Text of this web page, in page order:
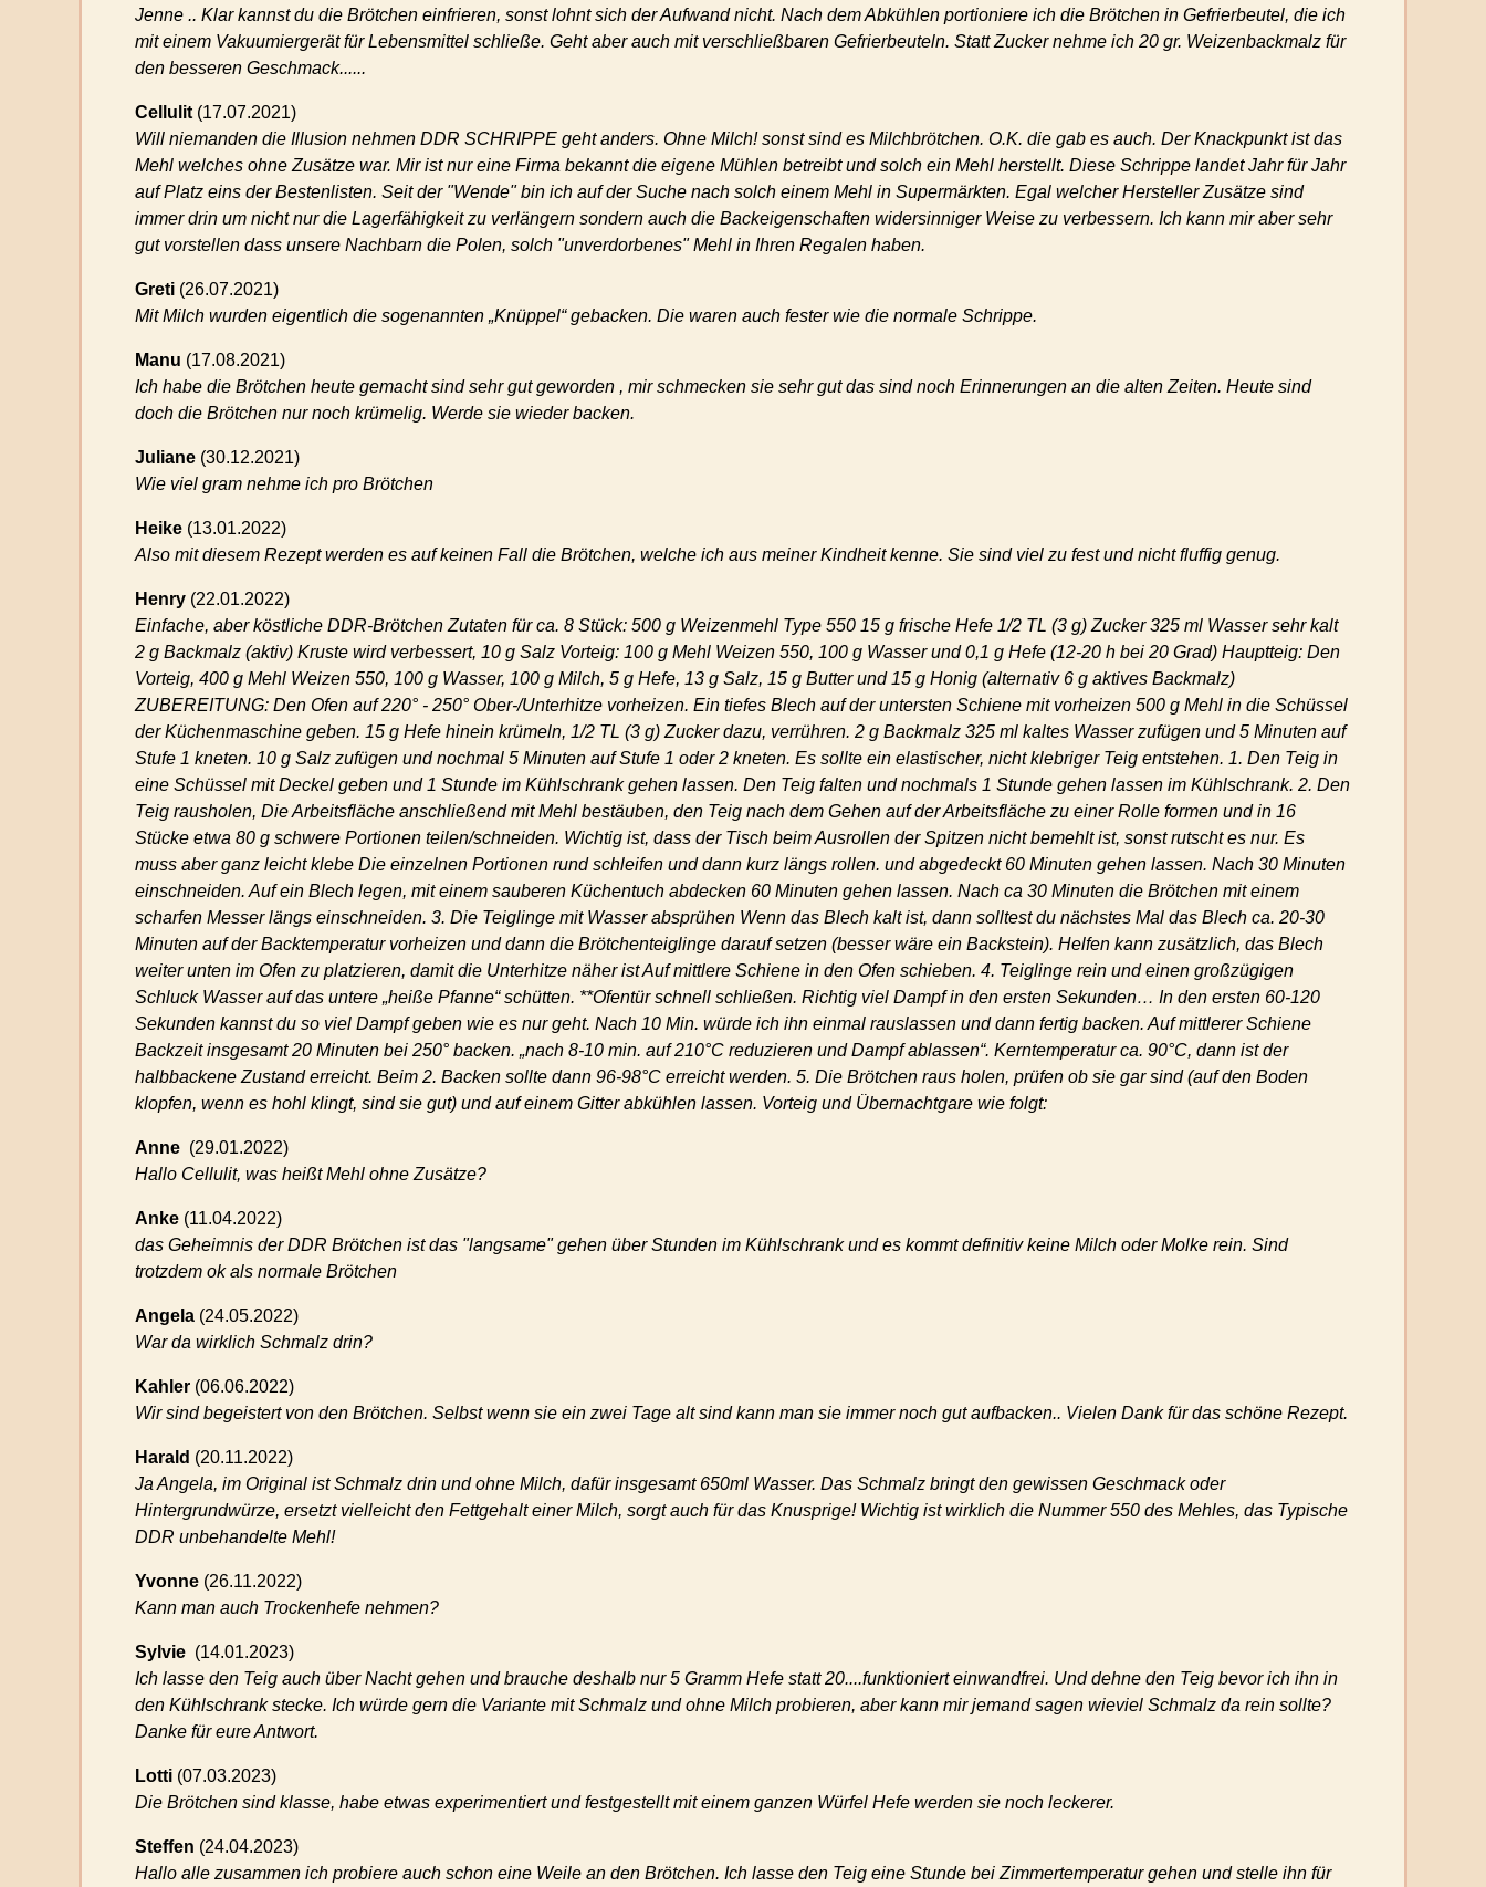
Jenne .. Klar kannst du die Brötchen einfrieren, sonst lohnt sich der Aufwand nicht. Nach dem Abkühlen portioniere ich die Brötchen in Gefrierbeutel, die ich
mit einem Vakuumiergerät für Lebensmittel schließe. Geht aber auch mit verschließbaren Gefrierbeuteln. Statt Zucker nehme ich 20 gr. Weizenbackmalz für
den besseren Geschmack......
Cellulit (17.07.2021)
Will niemanden die Illusion nehmen DDR SCHRIPPE geht anders. Ohne Milch! sonst sind es Milchbrötchen. O.K. die gab es auch. Der Knackpunkt ist das
Mehl welches ohne Zusätze war. Mir ist nur eine Firma bekannt die eigene Mühlen betreibt und solch ein Mehl herstellt. Diese Schrippe landet Jahr für Jahr
auf Platz eins der Bestenlisten. Seit der "Wende" bin ich auf der Suche nach solch einem Mehl in Supermärkten. Egal welcher Hersteller Zusätze sind
immer drin um nicht nur die Lagerfähigkeit zu verlängern sondern auch die Backeigenschaften widersinniger Weise zu verbessern. Ich kann mir aber sehr
gut vorstellen dass unsere Nachbarn die Polen, solch "unverdorbenes" Mehl in Ihren Regalen haben.
Greti (26.07.2021)
Mit Milch wurden eigentlich die sogenannten „Knüppel“ gebacken. Die waren auch fester wie die normale Schrippe.
Manu (17.08.2021)
Ich habe die Brötchen heute gemacht sind sehr gut geworden , mir schmecken sie sehr gut das sind noch Erinnerungen an die alten Zeiten. Heute sind
doch die Brötchen nur noch krümelig. Werde sie wieder backen.
Juliane (30.12.2021)
Wie viel gram nehme ich pro Brötchen
Heike (13.01.2022)
Also mit diesem Rezept werden es auf keinen Fall die Brötchen, welche ich aus meiner Kindheit kenne. Sie sind viel zu fest und nicht fluffig genug.
Henry (22.01.2022)
Einfache, aber köstliche DDR-Brötchen Zutaten für ca. 8 Stück: 500 g Weizenmehl Type 550 15 g frische Hefe 1/2 TL (3 g) Zucker 325 ml Wasser sehr kalt
2 g Backmalz (aktiv) Kruste wird verbessert, 10 g Salz Vorteig: 100 g Mehl Weizen 550, 100 g Wasser und 0,1 g Hefe (12-20 h bei 20 Grad) Hauptteig: Den
Vorteig, 400 g Mehl Weizen 550, 100 g Wasser, 100 g Milch, 5 g Hefe, 13 g Salz, 15 g Butter und 15 g Honig (alternativ 6 g aktives Backmalz)
ZUBEREITUNG: Den Ofen auf 220° - 250° Ober-/Unterhitze vorheizen. Ein tiefes Blech auf der untersten Schiene mit vorheizen 500 g Mehl in die Schüssel
der Küchenmaschine geben. 15 g Hefe hinein krümeln, 1/2 TL (3 g) Zucker dazu, verrühren. 2 g Backmalz 325 ml kaltes Wasser zufügen und 5 Minuten auf
Stufe 1 kneten. 10 g Salz zufügen und nochmal 5 Minuten auf Stufe 1 oder 2 kneten. Es sollte ein elastischer, nicht klebriger Teig entstehen. 1. Den Teig in
eine Schüssel mit Deckel geben und 1 Stunde im Kühlschrank gehen lassen. Den Teig falten und nochmals 1 Stunde gehen lassen im Kühlschrank. 2. Den
Teig rausholen, Die Arbeitsfläche anschließend mit Mehl bestäuben, den Teig nach dem Gehen auf der Arbeitsfläche zu einer Rolle formen und in 16
Stücke etwa 80 g schwere Portionen teilen/schneiden. Wichtig ist, dass der Tisch beim Ausrollen der Spitzen nicht bemehlt ist, sonst rutscht es nur. Es
muss aber ganz leicht klebe Die einzelnen Portionen rund schleifen und dann kurz längs rollen. und abgedeckt 60 Minuten gehen lassen. Nach 30 Minuten
einschneiden. Auf ein Blech legen, mit einem sauberen Küchentuch abdecken 60 Minuten gehen lassen. Nach ca 30 Minuten die Brötchen mit einem
scharfen Messer längs einschneiden. 3. Die Teiglinge mit Wasser absprühen Wenn das Blech kalt ist, dann solltest du nächstes Mal das Blech ca. 20-30
Minuten auf der Backtemperatur vorheizen und dann die Brötchenteiglinge darauf setzen (besser wäre ein Backstein). Helfen kann zusätzlich, das Blech
weiter unten im Ofen zu platzieren, damit die Unterhitze näher ist Auf mittlere Schiene in den Ofen schieben. 4. Teiglinge rein und einen großzügigen
Schluck Wasser auf das untere „heiße Pfanne“ schütten. **Ofentür schnell schließen. Richtig viel Dampf in den ersten Sekunden… In den ersten 60-120
Sekunden kannst du so viel Dampf geben wie es nur geht. Nach 10 Min. würde ich ihn einmal rauslassen und dann fertig backen. Auf mittlerer Schiene
Backzeit insgesamt 20 Minuten bei 250° backen. „nach 8-10 min. auf 210°C reduzieren und Dampf ablassen“. Kerntemperatur ca. 90°C, dann ist der
halbbackene Zustand erreicht. Beim 2. Backen sollte dann 96-98°C erreicht werden. 5. Die Brötchen raus holen, prüfen ob sie gar sind (auf den Boden
klopfen, wenn es hohl klingt, sind sie gut) und auf einem Gitter abkühlen lassen. Vorteig und Übernachtgare wie folgt:
Anne (29.01.2022)
Hallo Cellulit, was heißt Mehl ohne Zusätze?
Anke (11.04.2022)
das Geheimnis der DDR Brötchen ist das "langsame" gehen über Stunden im Kühlschrank und es kommt definitiv keine Milch oder Molke rein. Sind
trotzdem ok als normale Brötchen
Angela (24.05.2022)
War da wirklich Schmalz drin?
Kahler (06.06.2022)
Wir sind begeistert von den Brötchen. Selbst wenn sie ein zwei Tage alt sind kann man sie immer noch gut aufbacken.. Vielen Dank für das schöne Rezept.
Harald (20.11.2022)
Ja Angela, im Original ist Schmalz drin und ohne Milch, dafür insgesamt 650ml Wasser. Das Schmalz bringt den gewissen Geschmack oder
Hintergrundwürze, ersetzt vielleicht den Fettgehalt einer Milch, sorgt auch für das Knusprige! Wichtig ist wirklich die Nummer 550 des Mehles, das Typische
DDR unbehandelte Mehl!
Yvonne (26.11.2022)
Kann man auch Trockenhefe nehmen?
Sylvie (14.01.2023)
Ich lasse den Teig auch über Nacht gehen und brauche deshalb nur 5 Gramm Hefe statt 20....funktioniert einwandfrei. Und dehne den Teig bevor ich ihn in
den Kühlschrank stecke. Ich würde gern die Variante mit Schmalz und ohne Milch probieren, aber kann mir jemand sagen wieviel Schmalz da rein sollte?
Danke für eure Antwort.
Lotti (07.03.2023)
Die Brötchen sind klasse, habe etwas experimentiert und festgestellt mit einem ganzen Würfel Hefe werden sie noch leckerer.
Steffen (24.04.2023)
Hallo alle zusammen ich probiere auch schon eine Weile an den Brötchen. Ich lasse den Teig eine Stunde bei Zimmertemperatur gehen und stelle ihn für